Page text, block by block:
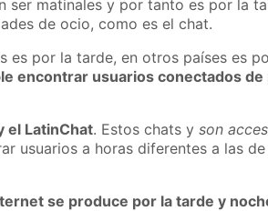
ser matinales y por tanto es por la
de ocio, como es el chat.
es por la tarde, en otros países es
encontrar usuarios conectados de
el LatinChat. Estos chats yson
usuarios a horas diferentes a las
se produce por la tarde y